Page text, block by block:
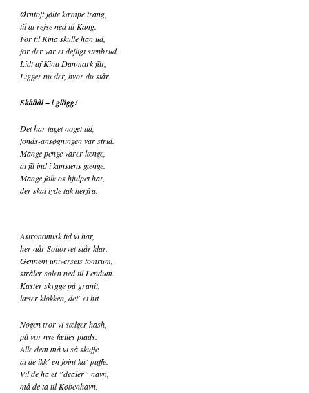
Ørntoft følte kæmpe trang,
til at rejse ned til Kang.
For til Kina skulle han ud,
for der var et dejligt stenbrud.
Lidt af Kina Danmark får,
Ligger nu dér, hvor du står.
Skååål – i glögg!
Det har taget noget tid,
fonds-ansøgningen var strid.
Mange penge varer længe,
at få ind i kunstens gænge.
Mange folk os hjulpet har,
der skal lyde tak herfra.
Astronomisk tid vi har,
her når Soltorvet står klar.
Gennem universets tomrum,
stråler solen ned til Lendum.
Kaster skygge på granit,
læser klokken, det´ et hit
Nogen tror vi sælger hash,
på vor nye fælles plads.
Alle dem må vi så skuffe
at de ikk´ en joint ka´ puffe.
Vil de ha et ”dealer” navn,
må de ta til København.